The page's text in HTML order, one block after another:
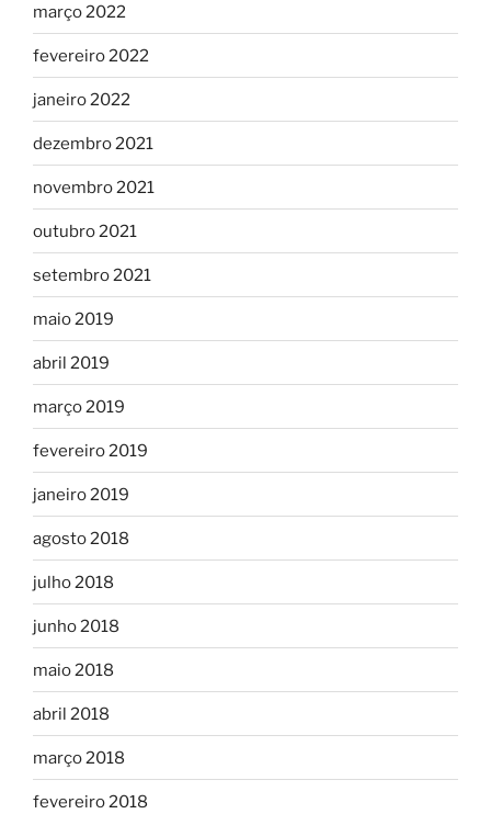
março 2022
fevereiro 2022
janeiro 2022
dezembro 2021
novembro 2021
outubro 2021
setembro 2021
maio 2019
abril 2019
março 2019
fevereiro 2019
janeiro 2019
agosto 2018
julho 2018
junho 2018
maio 2018
abril 2018
março 2018
fevereiro 2018